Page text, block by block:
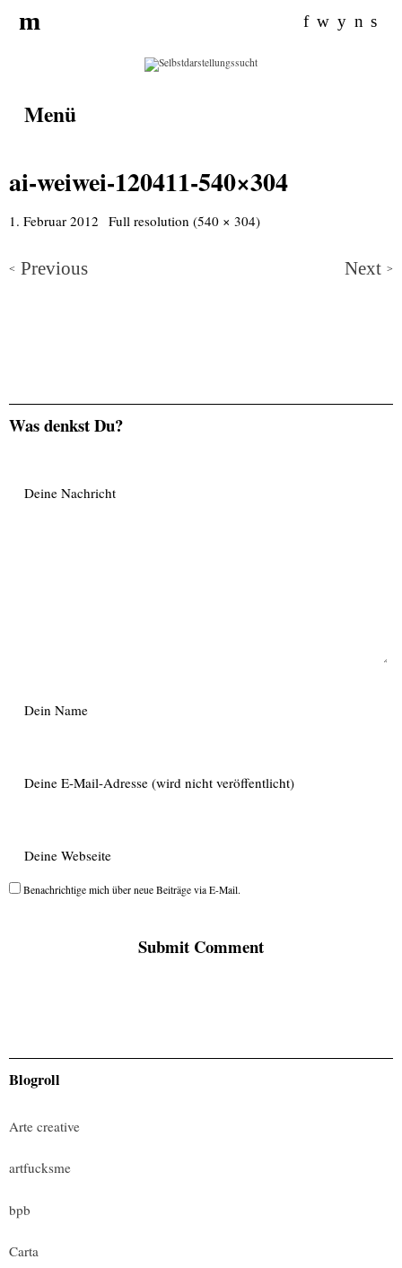
f w y n s
m
Menü
ai-weiwei-120411-540×304
1. Februar 2012 Full resolution (540 × 304)
< Previous Next >
Was denkst Du?
Benachrichtige mich über neue Beiträge via E-Mail.
Blogroll
Arte creative
artfucksme
bpb
Carta